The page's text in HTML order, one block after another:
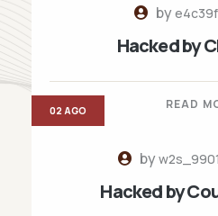
by
Hacked by
READ
by
Hacked by
02 AGO